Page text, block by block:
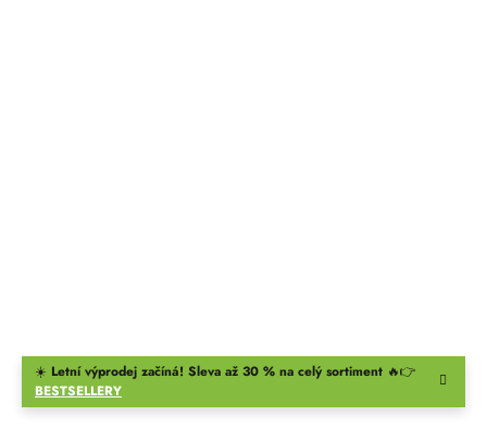
☀️ Letní výprodej začíná! Sleva až 30 % na celý sortiment 🔥👉
BESTSELLERY